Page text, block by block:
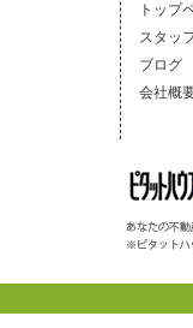
トップ
スタッ
ブログ
会社概